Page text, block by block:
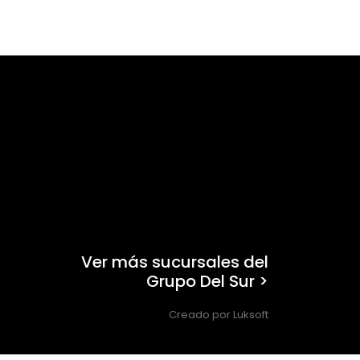
Ver más sucursales del
Grupo Del Sur >
Creado por Luksoft